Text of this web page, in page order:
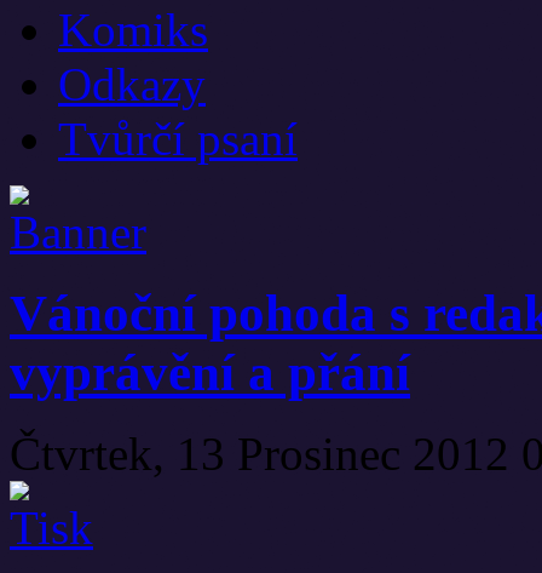
Komiks
Odkazy
Tvůrčí psaní
Vánoční pohoda s
vyprávění a přání
Čtvrtek, 13 Prosinec 2012